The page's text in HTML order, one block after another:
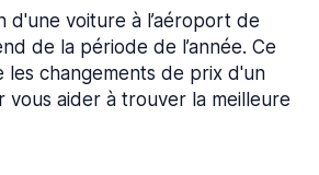
d'une voiture à l’aéroport de
de la période de l’année. Ce
les changements de prix d'un
vous aider à trouver la meilleure